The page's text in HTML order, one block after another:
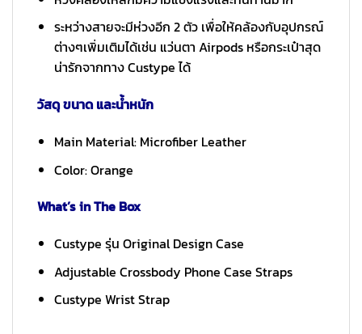
ระหว่างสายจะมีห่วงอีก 2 ตัว เพื่อให้คล้องกับอุปกรณ์
ต่างๆเพิ่มเติมได้เช่น แว่นตา Airpods หรือกระเป๋าสุด
น่ารักจากทาง Custype ได้
วัสดุ ขนาด และน้ำหนัก
Main Material: Microfiber Leather
Color: Orange
What’s in The Box
Custype รุ่น Original Design Case
Adjustable Crossbody Phone Case Straps
Custype Wrist Strap